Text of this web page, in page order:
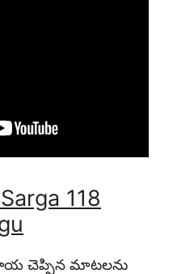
118
చెప్పిన మాటలను